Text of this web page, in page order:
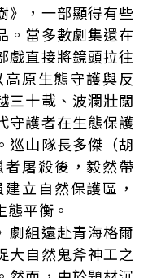
》，一部顯得有些
。當多數劇集還在
戲直接將鏡頭拉往
原生態守護與反
三十載、波瀾壯闊
守護者在生態保護
巡山隊長多傑（胡
屠殺後，毅然帶
立自然保護區，
平衡。
劇組遠赴青海格爾
大自然鬼斧神工之